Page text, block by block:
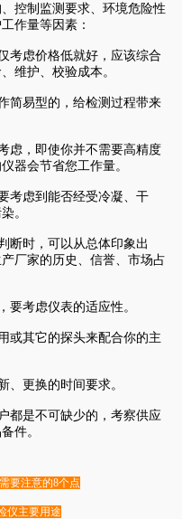
控制监测要求、环境危险性
作量等因素：
考虑价格低就好，应该综合
维护、校验成本。
简易型的，给检测过程带来
虑，即使你并不需要高精度
器会节省您工作量。
考虑到能否经受冷凝、干
。
断时，可以从总体印象出
厂家的历史、信誉、市场占
考虑仪表的适应性。
或其它的探头来配合你的主
更换的时间要求。
都是不可缺少的，考察供应
件。
要注意的8个点
仪主要用途